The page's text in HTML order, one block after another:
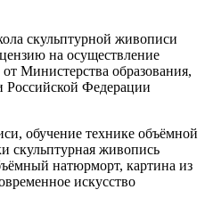
скульптурной живописи
на осуществление
от Министерства образования,
Федерации